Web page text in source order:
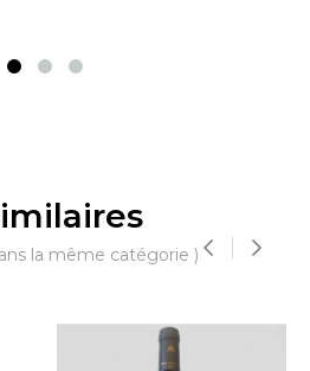
la même catégorie )